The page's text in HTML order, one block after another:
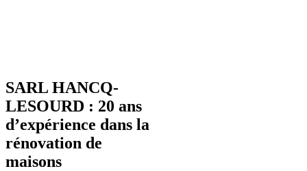
SARL HANCQ-
LESOURD : 20 ans
d’expérience dans la
rénovation de
maisons